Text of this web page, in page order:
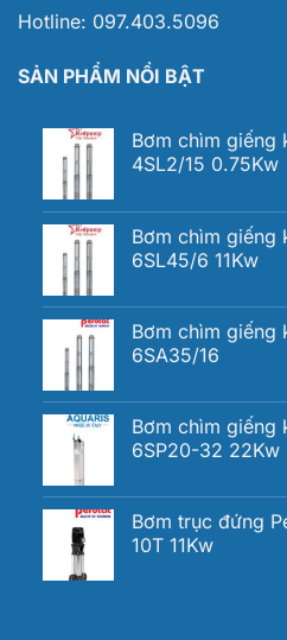
Hotline: 097.403.5096
SẢN PHẨM NỔI BẬT
Bơm chìm giếng
4SL2/15 0.75Kw
Bơm chìm giếng
6SL45/6 11Kw
Bơm chìm giếng
6SA35/16
Bơm chìm giếng
6SP20-32 22Kw
Bơm trục đứng
10T 11Kw